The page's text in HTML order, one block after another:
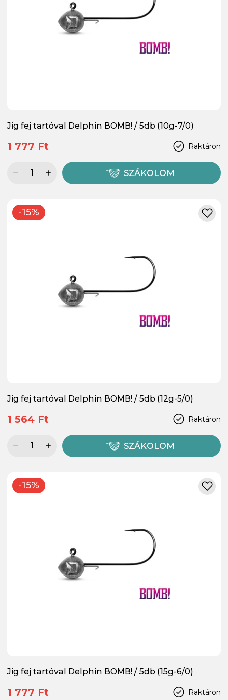
Jig fej tartóval Delphin BOMB! / 5db (10g-7/0)
Raktáron
1 777 Ft
SZÁKOLOM
-15%
Jig fej tartóval Delphin BOMB! / 5db (12g-5/0)
Raktáron
1 564 Ft
SZÁKOLOM
-15%
Jig fej tartóval Delphin BOMB! / 5db (15g-6/0)
Raktáron
1 777 Ft